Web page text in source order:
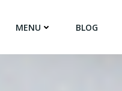
MENU BLOG